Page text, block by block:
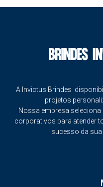
A Invictus Brindes
projetos
Nossa empresa
corporativos para atender
sucesso da